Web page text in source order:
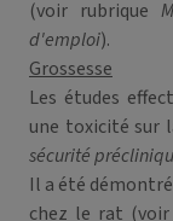
traitement
étourdissements
(voir rubrique
d'emploi).
Grossesse
Les études
une toxicité sur
sécurité
Il a été
chez le rat